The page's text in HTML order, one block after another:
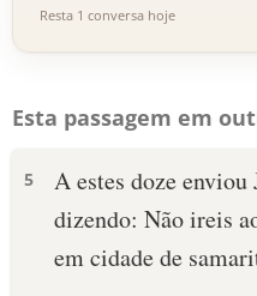
Resta 1 conversa hoje
Esta passagem em
5
A estes doze enviou
dizendo: Não ireis
em cidade de